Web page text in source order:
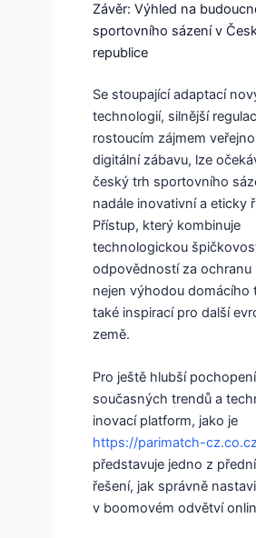
Závěr: Výhled na
sportovního sázení v
republice
Se stoupající adaptací
technologií, silnější
rostoucím zájmem
digitální zábavu, lze
český trh sportovního
nadále inovativní a eticky
Přístup, který kombinuje
technologickou
odpovědností za ochranu
nejen výhodou domácího
také inspirací pro další
země.
Pro ještě hlubší pochopení
současných trendů a
inovací platform, jako je
https://parimatch-cz.co.cz
představuje jedno z
řešení, jak správně
v boomovém odvětví